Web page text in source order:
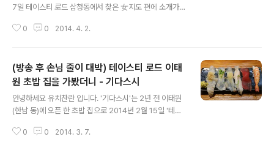
7일 테이스티 로드 삼청동에서 찾은 女지도 편에 소개가
20일 방문하다. 평일 낮 11시 40분쯤에 방문했습니다. 가
0 0 2014. 4. 2.
(방송 후 손님 줄이 대박) 테이스티 로드 이태
원 초밥 집을 가봤더니 - 기다스시
안녕하세요 유치찬란 입니다. '기다스시'는 2년 전 이태원
(한남 동)에 오픈 한 초밥 집으로 2014년 2월 15일 '테이
다. 방송을 본 후 찾아가 보았습니다. 2014년 2월 18일에
0 0 2014. 3. 7.